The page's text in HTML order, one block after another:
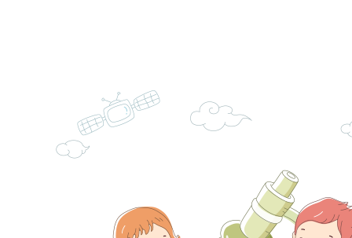
家庭好時光」海報
成果分享會
充實方案：「視」
覺暫留創意應用與實
字稿及LCD託播影（
有關桃園市桃園區新
學辦理115年度區域
充實方案：「怪創劇
角色驅動的聲音與故
「學生申訴及再申訴
檢送行政院新聞傳
月份公共服務政策溝
台北松山文創園區5